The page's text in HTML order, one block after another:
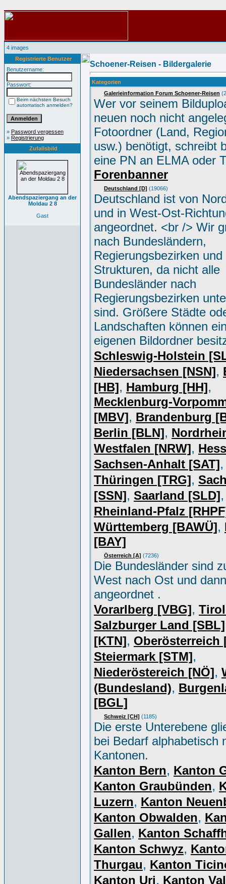
4 images
Registrierte Benutzer
Benutzername:
Passwort:
Beim nächsten Besuch
automatisch anmelden?
» Password vergessen
» Registrierung
Zufallsbild
Abendspaziergang an der
Moldau 2 8
Gast
Schoener-Reisen - Bildergalerie
Kategorien
Galerieinformation Forum Schoener-Reisen
Wer vor seinem
neuen noch nicht
Fotoordner (Land,
usw.) benötigt, schreibt
eine PN an ELMA oder
Forenbanner
Deutschland [D] (19066)
Deutschland ist von
und in West-Ost-
angeordnet. <br /> Wir
nach Bundesländern,
Regierungsbezirken
Strukturen, da nicht alle
Bundesländer nach
Regierungsbezirken
sind. Größere Städte
Landschaften können
eigenen Bildordner
Schleswig-Holstein
Niedersachsen [NSN],
[HB], Hamburg [HH],
Mecklenburg-
[MBV], Brandenburg
Berlin [BLN],
Westfalen [NRW],
Sachsen-Anhalt [SAT],
Thüringen [TRG],
[SSN], Saarland [SLD],
Rheinland-Pfalz
Württemberg [BAWÜ],
[BAY]
Österreich [A] (7236)
Die Bundesländer sind
West nach Ost und
angeordnet .
Vorarlberg [VBG],
Salzburger Land [SBL]
[KTN], Oberösterreich
Steiermark [STM],
Niederöstereich [NÖ],
(Bundesland),
[BGL]
Schweiz [CH] (1185)
Die erste Unterebene
bei Bedarf alphabetisch
Kantonen.
Kanton Bern, Kanton
Kanton Graubünden,
Luzern, Kanton
Kanton Obwalden,
Gallen, Kanton
Kanton Schwyz,
Thurgau, Kanton
Kanton Uri, Kanton